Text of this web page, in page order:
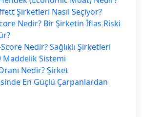
Şirketleri Nasıl Seçiyor?
Nedir? Bir Şirketin İflas Riski
Nedir? Sağlıklı Şirketleri
Maddelik Sistemi
Nedir? Şirket
En Güçlü Çarpanlardan